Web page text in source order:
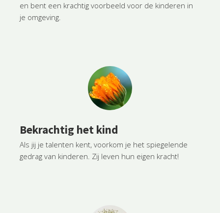
en bent een krachtig voorbeeld voor de kinderen in
je omgeving.
Bekrachtig het kind
Als jij je talenten kent, voorkom je het spiegelende
gedrag van kinderen. Zij leven hun eigen kracht!